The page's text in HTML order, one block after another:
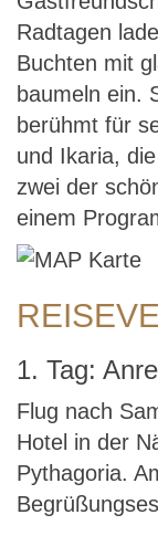
Radtagen
Buchten mit
baumeln ein.
berühmt für
und Ikaria,
zwei der
einem
1. Tag:
Flug nach
Hotel in der
Pythagoria.